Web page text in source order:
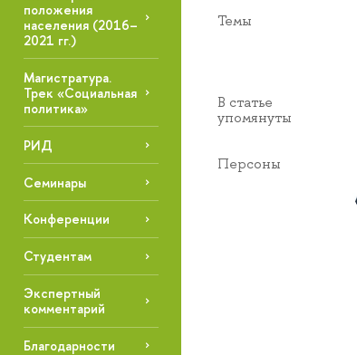
положения
населения (2016–
2021 гг.)
Магистратура.
Трек «Социальная
политика»
РИД
Семинары
Конференции
Студентам
Экспертный
комментарий
Благодарности
Темы
В статье
упомянуты
Персоны